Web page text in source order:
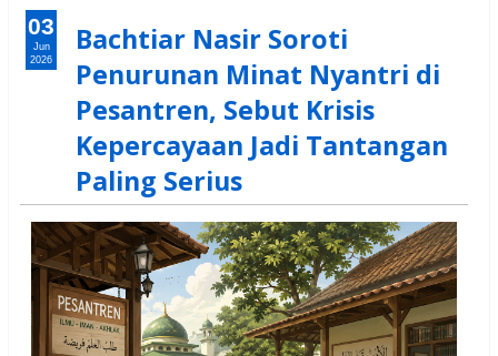
Bachtiar Nasir Soroti
Penurunan Minat Nyantri di
Pesantren, Sebut Krisis
Kepercayaan Jadi Tantangan
Paling Serius
03
Jun
2026